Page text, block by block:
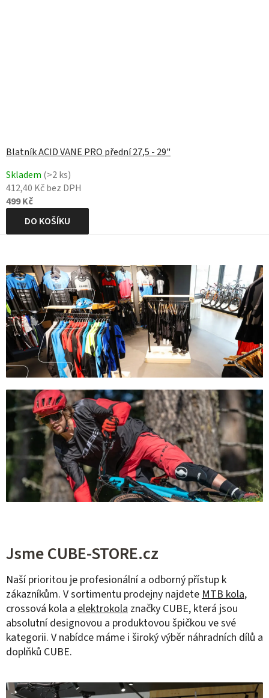
Blatník ACID VANE PRO přední 27,5 - 29"
Skladem (>2 ks)
412,40 Kč bez DPH
499 Kč
DO KOŠÍKU
Jsme CUBE-STORE.cz
Naší prioritou je profesionální a odborný přístup k
zákazníkům. V sortimentu prodejny najdeteMTB kola,
crossová kola a elektrokola značky CUBE, která jsou
absolutní designovou a produktovou špičkou ve své
kategorii. V nabídce máme i široký výběr náhradních dílů a
doplňků CUBE.